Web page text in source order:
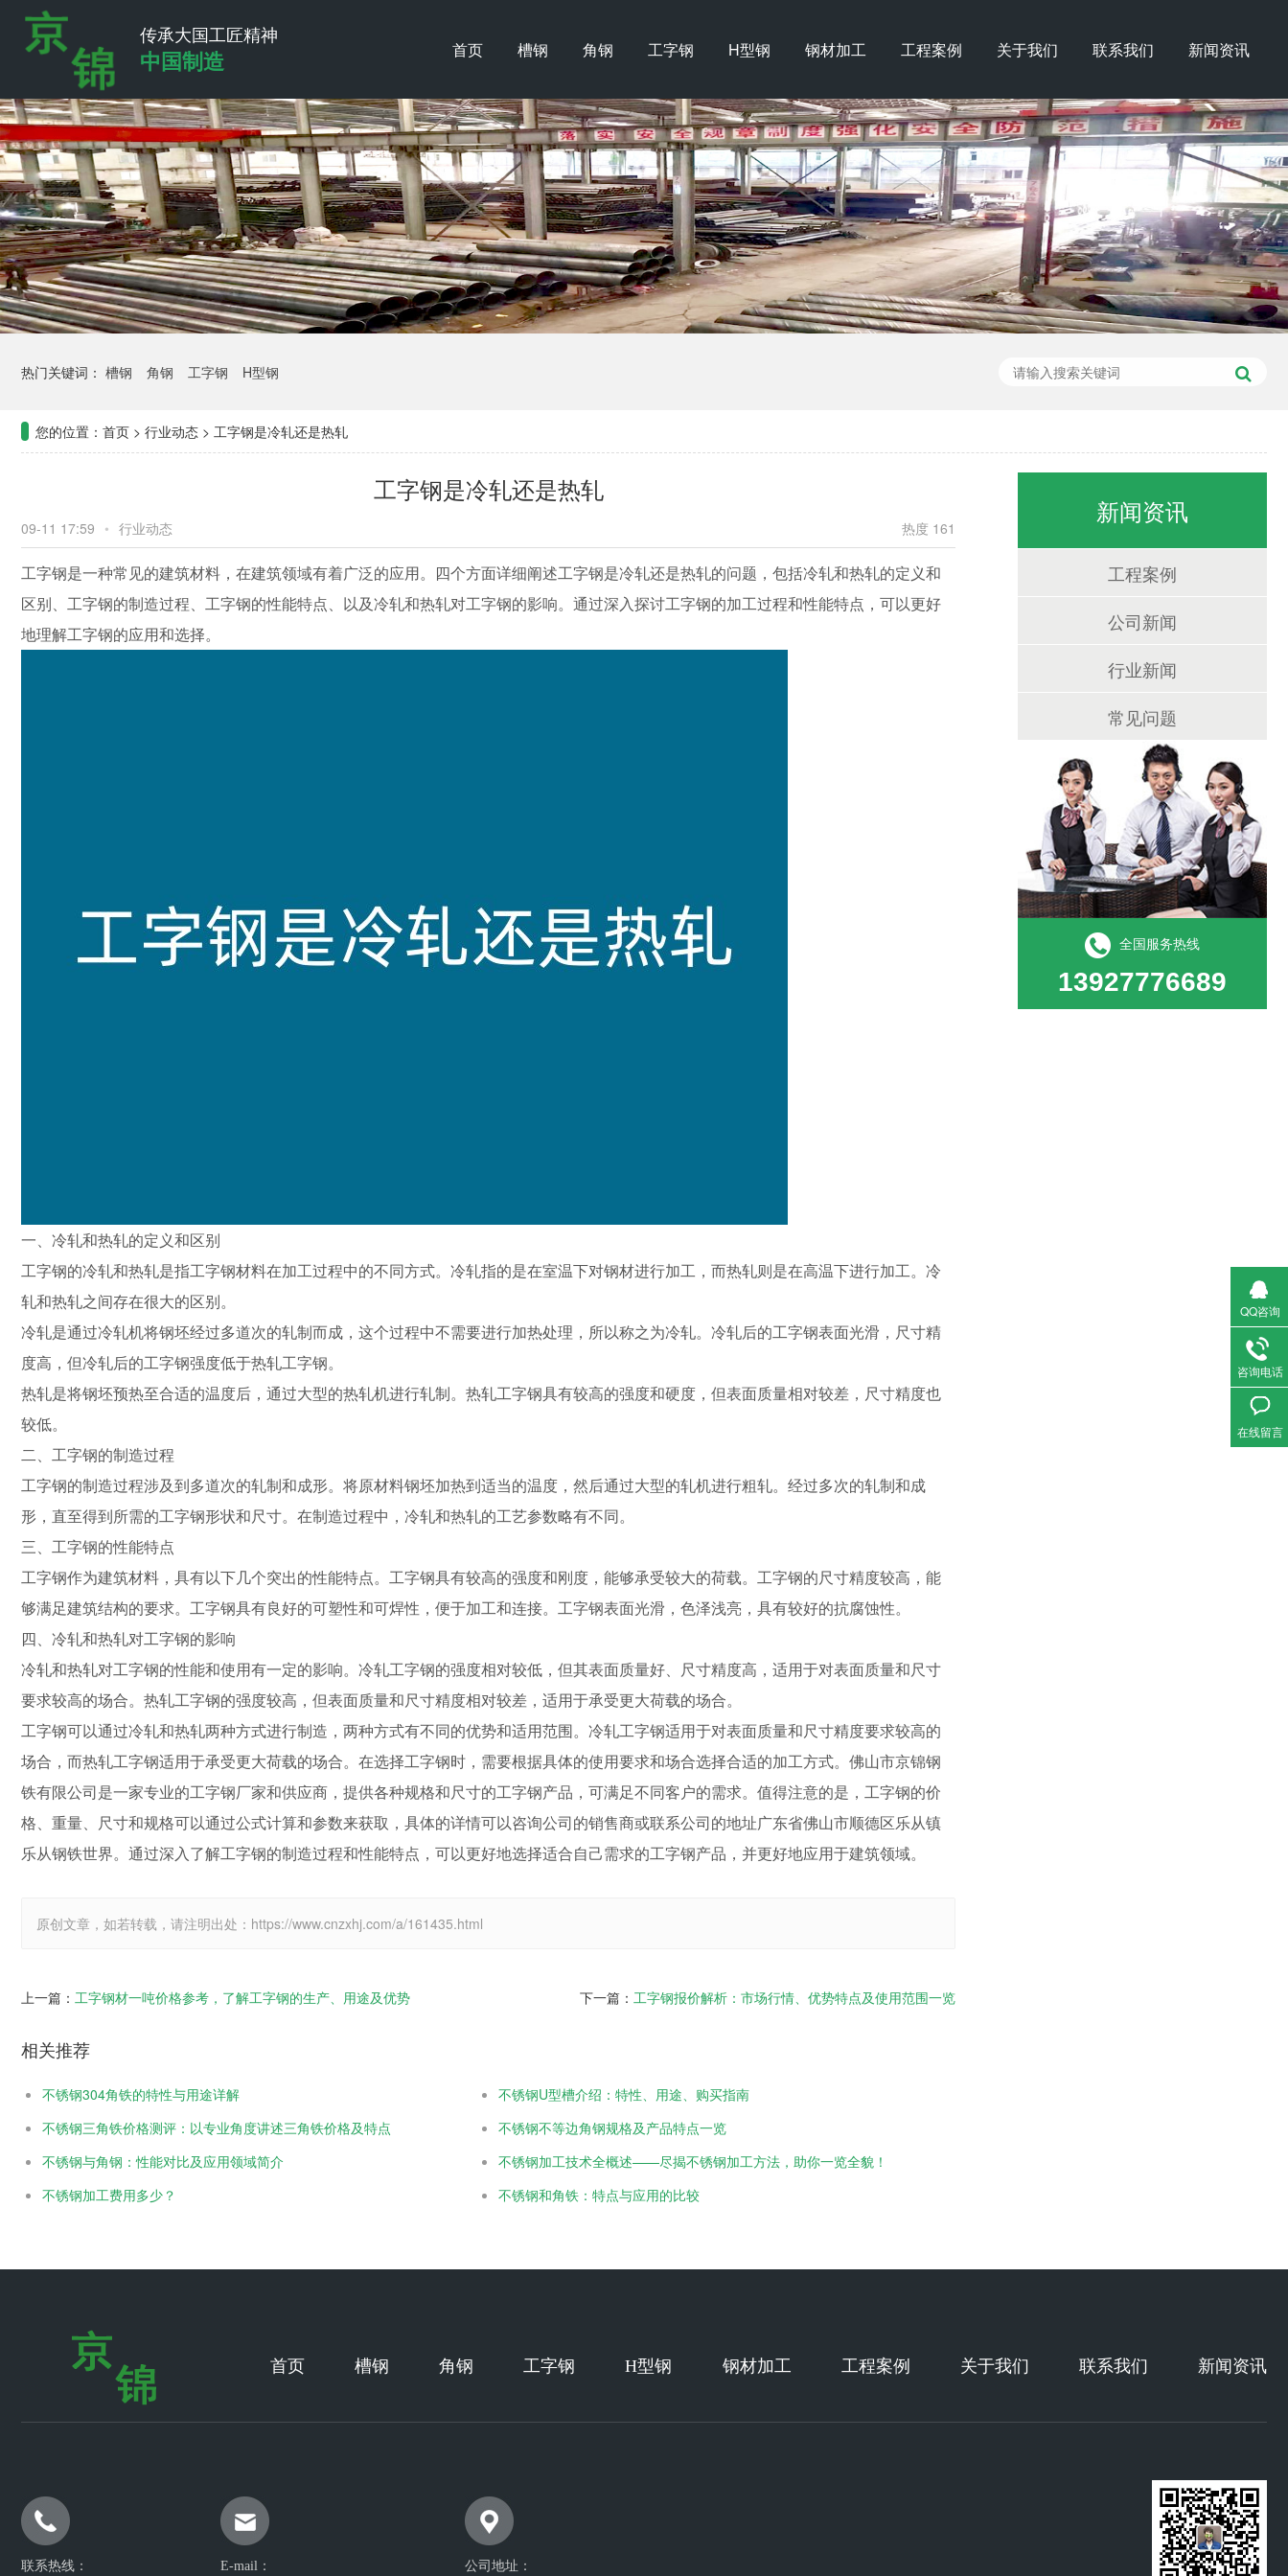
传承大国工匠精神
中国制造 首页 槽钢 角钢 工字钢 H型钢 钢材加工 工程案例 关于我们 联系我们 新闻资讯
热门关键词： 槽钢 角钢 工字钢 H型钢
您的位置： 首页 > 行业动态 > 工字钢是冷轧还是热轧
工字钢是冷轧还是热轧
09-11 17:59 • 行业动态 热度 161
工字钢是一种常见的建筑材料，在建筑领域有着广泛的应用。四个方面详细阐述工字钢是冷轧还是热轧的问题，包括冷轧和热轧的定义和
区别、工字钢的制造过程、工字钢的性能特点、以及冷轧和热轧对工字钢的影响。通过深入探讨工字钢的加工过程和性能特点，可以更好
地理解工字钢的应用和选择。
一、冷轧和热轧的定义和区别
工字钢的冷轧和热轧是指工字钢材料在加工过程中的不同方式。冷轧指的是在室温下对钢材进行加工，而热轧则是在高温下进行加工。冷
轧和热轧之间存在很大的区别。
冷轧是通过冷轧机将钢坯经过多道次的轧制而成，这个过程中不需要进行加热处理，所以称之为冷轧。冷轧后的工字钢表面光滑，尺寸精
度高，但冷轧后的工字钢强度低于热轧工字钢。
热轧是将钢坯预热至合适的温度后，通过大型的热轧机进行轧制。热轧工字钢具有较高的强度和硬度，但表面质量相对较差，尺寸精度也
较低。
二、工字钢的制造过程
工字钢的制造过程涉及到多道次的轧制和成形。将原材料钢坯加热到适当的温度，然后通过大型的轧机进行粗轧。经过多次的轧制和成
形，直至得到所需的工字钢形状和尺寸。在制造过程中，冷轧和热轧的工艺参数略有不同。
三、工字钢的性能特点
工字钢作为建筑材料，具有以下几个突出的性能特点。工字钢具有较高的强度和刚度，能够承受较大的荷载。工字钢的尺寸精度较高，能
够满足建筑结构的要求。工字钢具有良好的可塑性和可焊性，便于加工和连接。工字钢表面光滑，色泽浅亮，具有较好的抗腐蚀性。
四、冷轧和热轧对工字钢的影响
冷轧和热轧对工字钢的性能和使用有一定的影响。冷轧工字钢的强度相对较低，但其表面质量好、尺寸精度高，适用于对表面质量和尺寸
要求较高的场合。热轧工字钢的强度较高，但表面质量和尺寸精度相对较差，适用于承受更大荷载的场合。
工字钢可以通过冷轧和热轧两种方式进行制造，两种方式有不同的优势和适用范围。冷轧工字钢适用于对表面质量和尺寸精度要求较高的
场合，而热轧工字钢适用于承受更大荷载的场合。在选择工字钢时，需要根据具体的使用要求和场合选择合适的加工方式。佛山市京锦钢
铁有限公司是一家专业的工字钢厂家和供应商，提供各种规格和尺寸的工字钢产品，可满足不同客户的需求。值得注意的是，工字钢的价
格、重量、尺寸和规格可以通过公式计算和参数来获取，具体的详情可以咨询公司的销售商或联系公司的地址广东省佛山市顺德区乐从镇
乐从钢铁世界。通过深入了解工字钢的制造过程和性能特点，可以更好地选择适合自己需求的工字钢产品，并更好地应用于建筑领域。
原创文章，如若转载，请注明出处：https://www.cnzxhj.com/a/161435.html
上一篇： 工字钢材一吨价格参考，了解工字钢的生产、用途及优势 下一篇： 工字钢报价解析：市场行情、优势特点及使用范围一览
相关推荐
不锈钢304角铁的特性与用途详解
不锈钢U型槽介绍：特性、用途、购买指南
不锈钢三角铁价格测评：以专业角度讲述三角铁价格及特点
不锈钢不等边角钢规格及产品特点一览
不锈钢与角钢：性能对比及应用领域简介
不锈钢加工技术全概述——尽揭不锈钢加工方法，助你一览全貌！
不锈钢加工费用多少？
不锈钢和角铁：特点与应用的比较
新闻资讯
工程案例
公司新闻
行业新闻
常见问题
全国服务热线
13927776689
首页 槽钢 角钢 工字钢 H型钢 钢材加工 工程案例 关于我们 联系我们 新闻资讯
联系热线： E-mail： 公司地址：
QQ咨询
咨询电话
在线留言